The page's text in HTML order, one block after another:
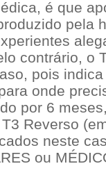
é que
pela
contrário, o
pois
onde
por 6
Reverso
neste
ou